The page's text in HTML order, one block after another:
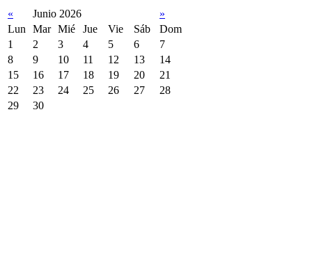
« Junio 2026
»
Lun
Mar Mié Jue Vie Sáb
Dom
1
2 3 4 5 6
7
8
9 10 11 12 13
14
15
16 17 18 19 20
21
22
23 24 25 26 27
28
29
30